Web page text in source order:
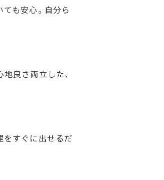
も安心。自分ら
良さ両立した、
をすぐに出せるだ